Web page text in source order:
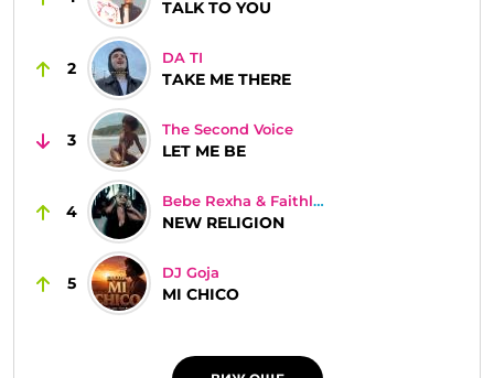
TALK TO YOU
2
DA TI
TAKE ME THERE
3
The Second Voice
LET ME BE
4
Bebe Rexha & Faithless
NEW RELIGION
5
DJ Goja
MI CHICO